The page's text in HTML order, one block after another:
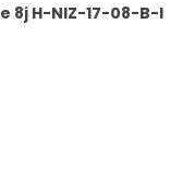
8j H-NIZ-17-08-B-I